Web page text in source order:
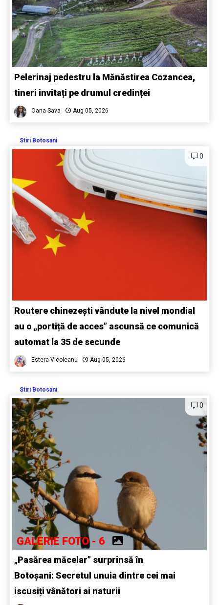
Pelerinaj pedestru la Mănăstirea Cozancea,
tineri invitați pe drumul credinței
Oana Sava Aug 05, 2026
Stiri Botosani
0
Routere chinezești vândute la nivel mondial
au o „portiță de acces” ascunsă ce comunică
automat la 35 de secunde
Estera Vicoleanu Aug 05, 2026
Stiri Botosani
0
GALERIE FOTO - 6
„Pasărea măcelar” surprinsă în
Botoșani: Secretul unuia dintre cei mai
iscusiți vânători ai naturii